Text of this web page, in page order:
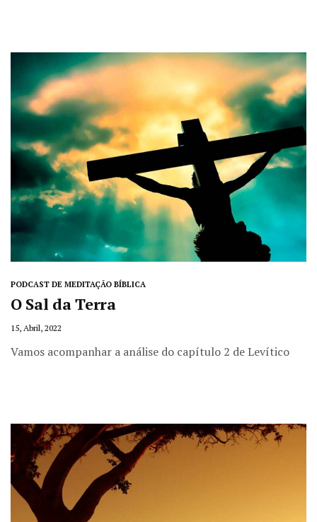
PODCAST DE MEDITAÇÃO BÍBLICA
O Sal da Terra
15, Abril, 2022
Vamos acompanhar a análise do capítulo 2 de Levítico